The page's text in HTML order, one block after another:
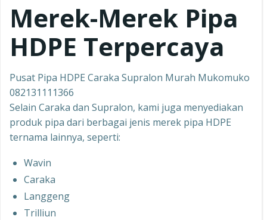
Merek-Merek Pipa
HDPE Terpercaya
Pusat Pipa HDPE Caraka Supralon Murah Mukomuko
082131111366
Selain Caraka dan Supralon, kami juga menyediakan
produk pipa dari berbagai jenis merek pipa HDPE
ternama lainnya, seperti:
Wavin
Caraka
Langgeng
Trilliun